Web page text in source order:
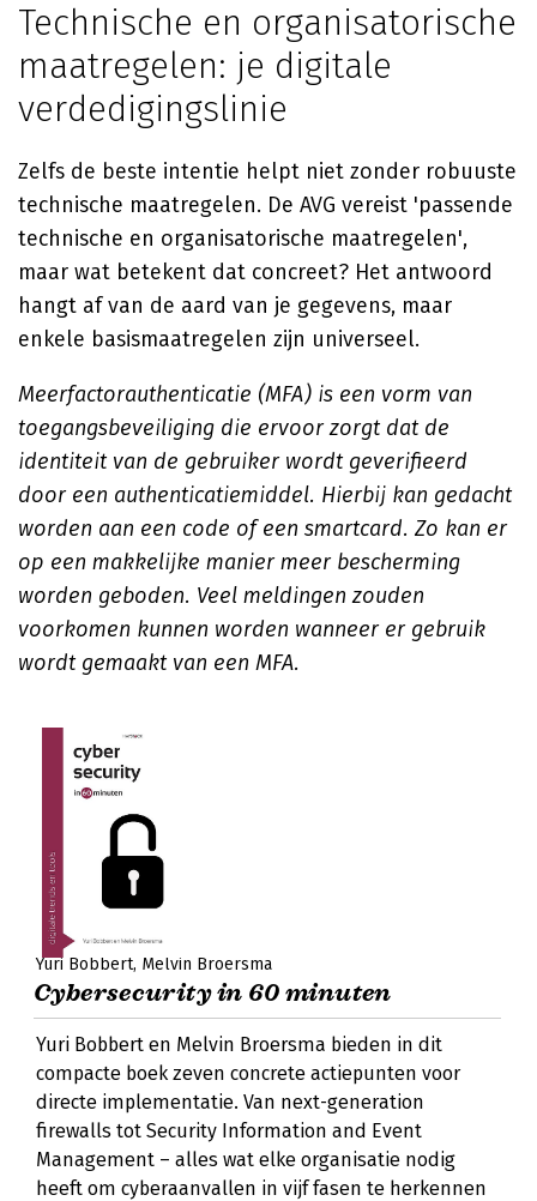
Technische en organisatorische
maatregelen: je digitale
verdedigingslinie
Zelfs de beste intentie helpt niet zonder robuuste
technische maatregelen. De AVG vereist 'passende
technische en organisatorische maatregelen',
maar wat betekent dat concreet? Het antwoord
hangt af van de aard van je gegevens, maar
enkele basismaatregelen zijn universeel.
Meerfactorauthenticatie (MFA) is een vorm van
toegangsbeveiliging die ervoor zorgt dat de
identiteit van de gebruiker wordt geverifieerd
door een authenticatiemiddel. Hierbij kan gedacht
worden aan een code of een smartcard. Zo kan er
op een makkelijke manier meer bescherming
worden geboden. Veel meldingen zouden
voorkomen kunnen worden wanneer er gebruik
wordt gemaakt van een MFA.
Yuri Bobbert Melvin Broersma
Cybersecurity in 60 minuten
Yuri Bobbert en Melvin Broersma bieden in dit
compacte boek zeven concrete actiepunten voor
directe implementatie. Van next-generation
firewalls tot Security Information and Event
Management – alles wat elke organisatie nodig
heeft om cyberaanvallen in vijf fasen te herkennen